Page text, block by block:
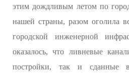
этим дождливым летом по
нашей страны, разом оголила
городской инженерной
оказалось, что ливневые
постройки, так и сданные